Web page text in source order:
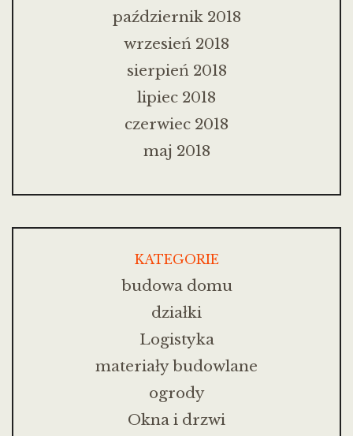
październik 2018
wrzesień 2018
sierpień 2018
lipiec 2018
czerwiec 2018
maj 2018
KATEGORIE
budowa domu
działki
Logistyka
materiały budowlane
ogrody
Okna i drzwi